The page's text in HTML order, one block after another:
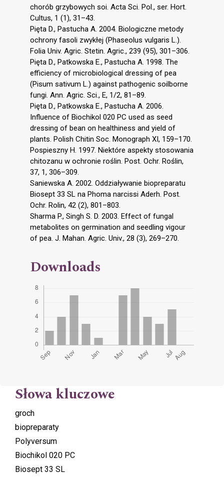
chorób grzybowych soi. Acta Sci. Pol., ser. Hort.
Cultus, 1 (1), 31–43.
Pięta D., Pastucha A. 2004. Biologiczne metody
ochrony fasoli zwykłej (Phaseolus vulgaris L.).
Folia Univ. Agric. Stetin. Agric., 239 (95), 301–306.
Pięta D., Patkowska E., Pastucha A. 1998. The
efficiency of microbiological dressing of pea
(Pisum sativum L.) against pathogenic soilborne
fungi. Ann. Agric. Sci., E, 1/2, 81–89.
Pięta D., Patkowska E., Pastucha A. 2006.
Influence of Biochikol 020 PC used as seed
dressing of bean on healthiness and yield of
plants. Polish Chitin Soc. Monograph XI, 159–170.
Pospieszny H. 1997. Niektóre aspekty stosowania
chitozanu w ochronie roślin. Post. Ochr. Roślin,
37, 1, 306–309.
Saniewska A. 2002. Oddziaływanie biopreparatu
Biosept 33 SL na Phoma narcissi Aderh. Post.
Ochr. Rolin, 42 (2), 801–803.
Sharma P., Singh S. D. 2003. Effect of fungal
metabolites on germination and seedling vigour
of pea. J. Mahan. Agric. Univ., 28 (3), 269–270.
Downloads
Słowa kluczowe
groch
biopreparaty
Polyversum
Biochikol 020 PC
Biosept 33 SL